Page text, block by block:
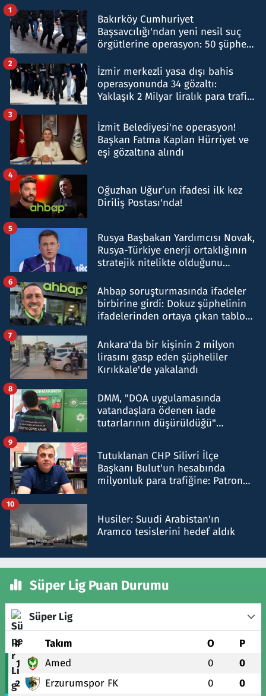
Bakırköy Cumhuriyet
Başsavcılığı'ndan yeni nesil suç
örgütlerine operasyon: 50 şüpheli
1
İzmir merkezli yasa dışı bahis
operasyonunda 34 gözaltı:
Yaklaşık 2 Milyar liralık para trafiği
2
İzmit Belediyesi'ne operasyon!
Başkan Fatma Kaplan Hürriyet ve
eşi gözaltına alındı
3
Oğuzhan Uğur’un ifadesi ilk kez
Diriliş Postası'nda!
4
Rusya Başbakan Yardımcısı Novak,
Rusya-Türkiye enerji ortaklığının
stratejik nitelikte olduğunu
5
Ahbap soruşturmasında ifadeler
birbirine girdi: Dokuz şüphelinin
ifadelerinden ortaya çıkan tablo
6
Ankara'da bir kişinin 2 milyon
lirasını gasp eden şüpheliler
Kırıkkale'de yakalandı
7
DMM, "DOA uygulamasında
vatandaşlara ödenen iade
tutarlarının düşürüldüğü"
8
Tutuklanan CHP Silivri İlçe
Başkanı Bulut'un hesabında
milyonluk para trafiğine: Patron
9
Husiler: Suudi Arabistan'ın
Aramco tesislerini hedef aldık
10
Süper Lig Puan Durumu
Süper Lig
# Takım O P
1 Amed 0 0
2 Erzurumspor FK 0 0